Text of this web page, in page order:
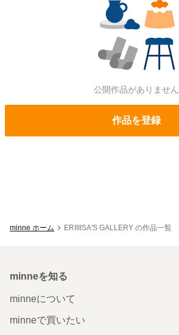
公開作品がありません
作品を登録
minne ホーム ERIIIISA'S GALLERY の作品一覧
minneを知る
minneについて
minneで買いたい